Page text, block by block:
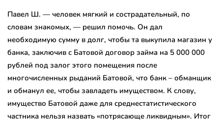
Павел Ш. — человек мягкий и сострадательный, по
словам знакомых, — решил помочь. Он дал
необходимую сумму в долг, чтобы та выкупила магазин у
банка, заключив с Батовой договор займа на 5 000 000
рублей под залог этого помещения после
многочисленных рыданий Батовой, что банк – обманщик
и обманул ее, чтобы завладеть имуществом. К слову,
имущество Батовой даже для среднестатистического
частника нельзя назвать «потрясающе ликвидным». Итог